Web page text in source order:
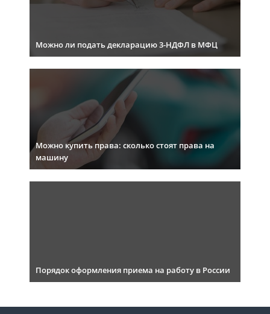
Можно ли подать декларацию 3-НДФЛ в МФЦ
Можно купить права: сколько стоят права на
машину
Порядок оформления приема на работу в России